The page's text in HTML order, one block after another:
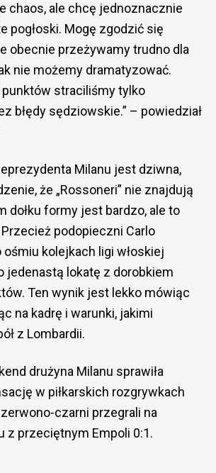
chaos, ale chcę jednoznacznie
pogłoski. Mogę zgodzić się
obecnie przeżywamy trudno dla
nie możemy dramatyzować.
straciliśmy tylko
błędy sędziowskie.” – powiedział
Milanu jest dziwna,
że „Rossoneri” nie znajdują
dołku formy jest bardzo, ale to
podopieczni Carlo
kolejkach ligi włoskiej
jedenastą lokatę z dorobkiem
Ten wynik jest lekko mówiąc
na kadrę i warunki, jakimi
z Lombardii.
drużyna Milanu sprawiła
w piłkarskich rozgrywkach
czarni przegrali na
z przeciętnym Empoli 0:1.